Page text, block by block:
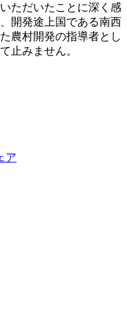
ただいたことに深く感
開発途上国である南西
農村開発の指導者とし
止みません。
ア